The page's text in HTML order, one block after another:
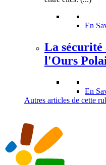
En
La sécurité
l'Ours
En
Autres articles de cette